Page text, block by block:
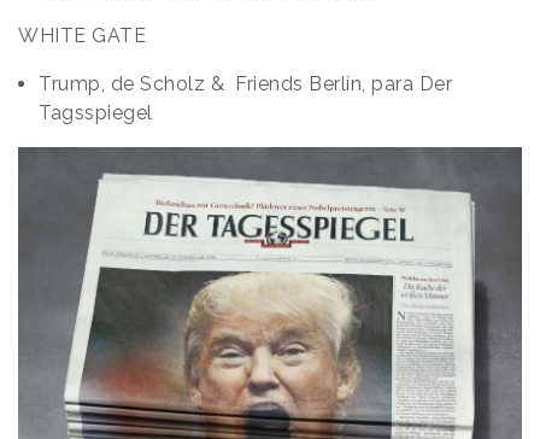
WHITE GATE
Trump, de Scholz & Friends Berlín, para Der
Tagsspiegel